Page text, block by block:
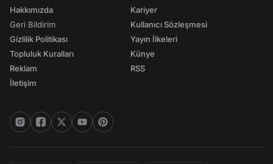
Hakkımızda
Geri Bildirim
Gizlilik Politikası
Topluluk Kuralları
Reklam
İletişim
Kariyer
Kullanıcı Sözleşmesi
Yayın İlkeleri
Künye
RSS